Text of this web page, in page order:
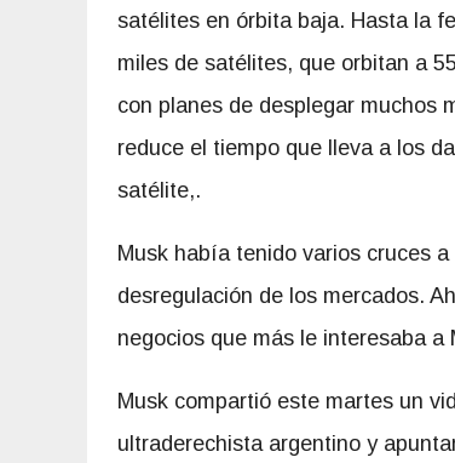
satélites en órbita baja. Hasta la
miles de satélites, que orbitan a
con planes de desplegar muchos
reduce el tiempo que lleva a los
satélite,.
Musk había tenido varios cruces
desregulación de los mercados.
negocios que más le interesaba
Musk compartió este martes un
ultraderechista argentino y